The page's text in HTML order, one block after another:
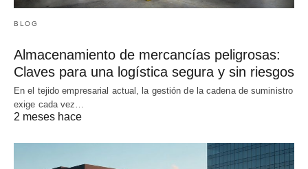
BLOG
Almacenamiento de mercancías peligrosas:
Claves para una logística segura y sin riesgos
En el tejido empresarial actual, la gestión de la cadena de suministro
exige cada vez…
2 meses hace